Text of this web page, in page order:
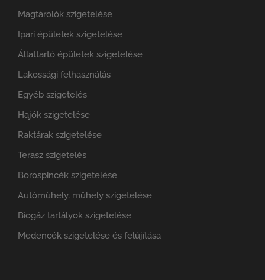
Magtárolók szigetelése
Ipari épületek szigetelése
Állattartó épületek szigetelése
Lakossági felhasználás
Egyéb szigetelés
Hajók szigetelése
Raktárak szigetelése
Terasz szigetelés
Borospincék szigetelése
Autóműhely, műhely szigetelése
Biogáz tartályok szigetelése
Medencék szigetelése és felújítása